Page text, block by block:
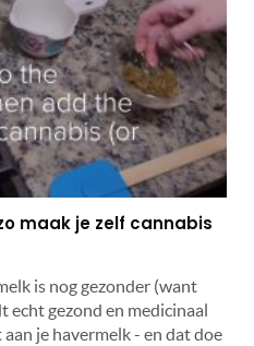
maak je zelf cannabis
is nog gezonder (want
echt gezond en medicinaal
je havermelk - en dat doe